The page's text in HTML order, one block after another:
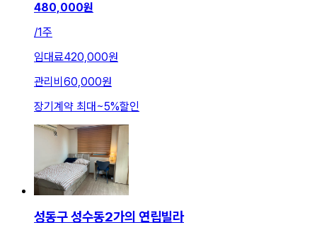
480,000원
/1주
임대료420,000원
관리비 60,000원
장기계약 최대 ~5%할인
성동구 성수동2가의 연립빌라